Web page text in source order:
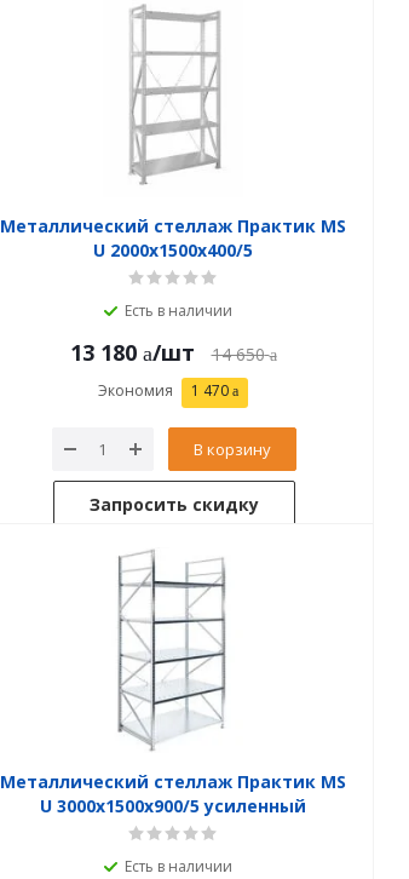
Металлический стеллаж Практик MS
U 2000x1500x400/5
Есть в наличии
13 180 /шт 14 650
Экономия 1 470
В корзину
Запросить скидку
Металлический стеллаж Практик MS
U 3000x1500x900/5 усиленный
Есть в наличии